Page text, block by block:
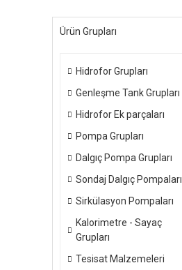
Ürün Grupları
Hidrofor Grupları
Genleşme Tank Grupları
Hidrofor Ek parçaları
Pompa Grupları
Dalgıç Pompa Grupları
Sondaj Dalgıç Pompaları
Sirkülasyon Pompaları
Kalorimetre - Sayaç
Grupları
Tesisat Malzemeleri